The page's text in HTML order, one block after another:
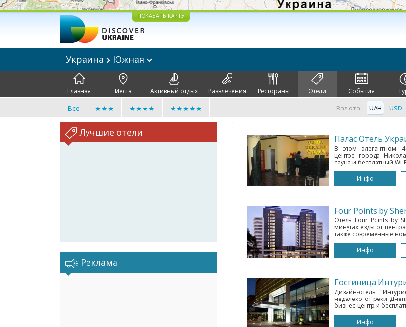
ПОКАЗАТЬ КАРТУ
Украина Южная
Главная Места Активный отдых Развлечения Рестораны Отели События
Все ★★★ ★★★★ ★★★★★ Валюта: UAH USD
Лучшие отели
Реклама
Палас Отель
В этом элегантном
центре города
сауна и бесплатный Wi-
Инфо
Four Points by
Отель Four Points by
минутах езды от
также современные
Инфо
Гостиница
Дизайн-отель
недалеко от реки
бизнес-центр и
Инфо